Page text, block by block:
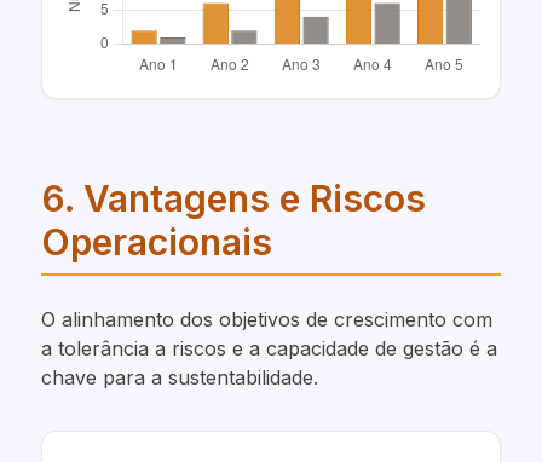
6. Vantagens e Riscos
Operacionais
O alinhamento dos objetivos de crescimento com
a tolerância a riscos e a capacidade de gestão é a
chave para a sustentabilidade.